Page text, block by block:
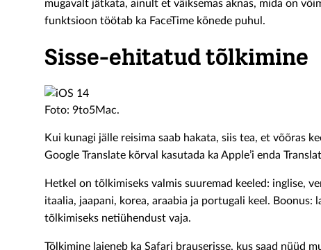
mugavalt jätkata, ainult et väiksemas aknas, mida on
funktsioon töötab ka FaceTime kõnede puhul.
Sisse-ehitatud tõlkimine
Foto: 9to5Mac.
Kui kunagi jälle reisima saab hakata, siis tea, et võõras
Google Translate kõrval kasutada ka Apple’i enda
Hetkel on tõlkimiseks valmis suuremad keeled: inglise,
itaalia, jaapani, korea, araabia ja portugali keel. Boonus:
tõlkimiseks netiühendust vaja.
Tõlkimine laieneb ka Safari brauserisse, kus saad nüüd